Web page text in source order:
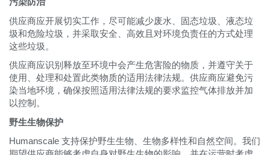
选择您的位置
注册
SIGN IN WITH SSO
中文
Select
注册
拥有参考代码？
供应商应开展切实工作，尽可能减少废水、固态垃圾、液态垃
圾和危险垃圾，并采取安全、高效且对环境负责任的方式处理
这些垃圾。
供应商应识别释放至环境中会产生危害险的物质，并遵守关于
使用、处理和处置此类物质的适用法律法规。供应商应避免污
染当地环境，确保按照适用法律法规的要求监控气体排放并加
以控制。
野生生物保护
Humanscale 支持保护野生生物、生物多样性和自然空间。我们